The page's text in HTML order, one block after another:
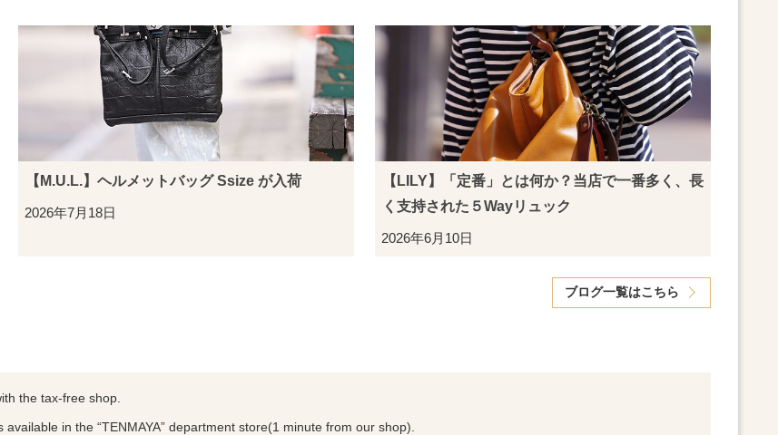
【M.U.L.】ヘルメットバッグ Ssize が入荷
2026年7月18日
【LILY】「定番」とは何か？当店で一番多く、長
く支持された５Wayリュック
2026年6月10日
ブログ一覧はこちら
the tax-free shop.
available in the “TENMAYA” department store(1 minute from our shop).